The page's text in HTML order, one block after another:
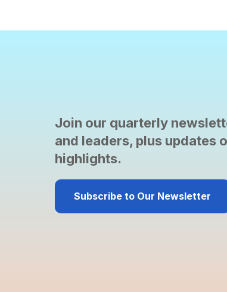
Join our quarterly
and leaders, plus updates
highlights.
Subscribe to Our Newsletter